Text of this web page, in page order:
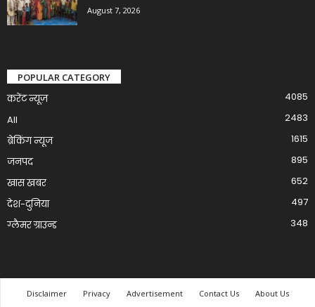
August 7, 2026
POPULAR CATEGORY
करेंट न्यूज़
4085
All
2483
ब्रेकिंग न्यूज
1615
जनपद
895
खास खबर
652
देश-दुनिया
497
ग्लैमर ग्राउन्ड
348
Disclaimer Privacy Advertisement Contact Us About Us